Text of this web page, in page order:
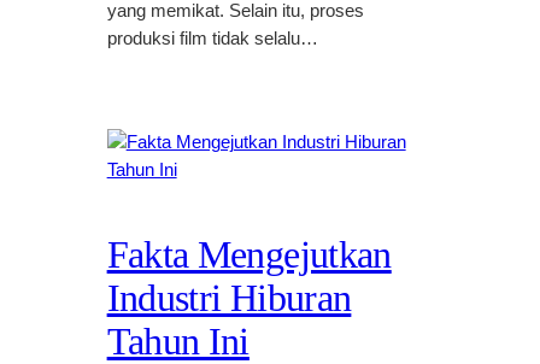
yang memikat. Selain itu, proses
produksi film tidak selalu…
Fakta Mengejutkan
Industri Hiburan
Tahun Ini